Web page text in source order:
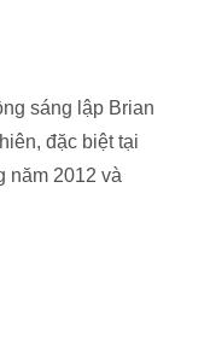
sáng lập Brian
đặc biệt tại
năm 2012 và